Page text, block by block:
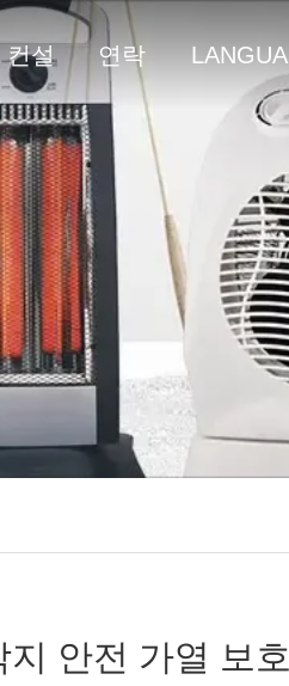
컨설 연락
처
지 안전 가열 보